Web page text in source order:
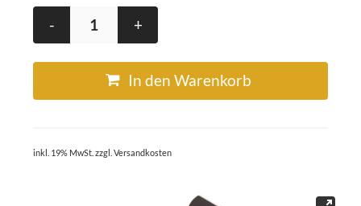
- +
In den Warenkorb
inkl. 19% MwSt. zzgl. Versandkosten